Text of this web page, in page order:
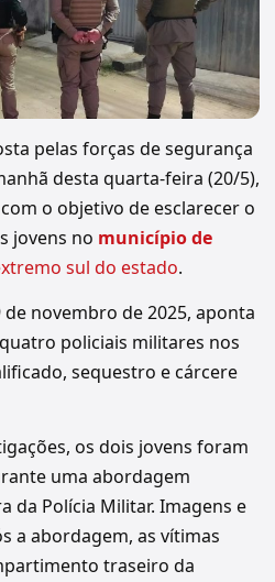
pelas forças de segurança
desta quarta-feira (20/5),
o objetivo de esclarecer o
jovens no município de
sul do estado.
novembro de 2025, aponta
policiais militares nos
sequestro e cárcere
os dois jovens foram
uma abordagem
da Polícia Militar. Imagens e
a abordagem, as vítimas
traseiro da